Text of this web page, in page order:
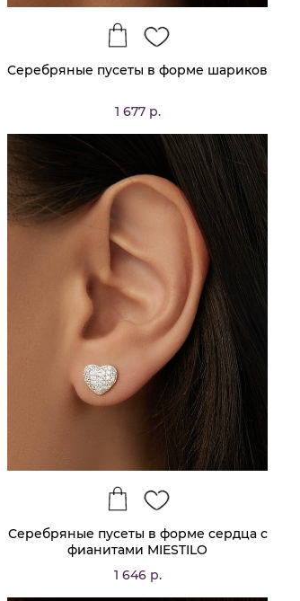
Серебряные пусеты в форме шариков
1 677 р.
Серебряные пусеты в форме сердца с
фианитами MIESTILO
1 646 р.